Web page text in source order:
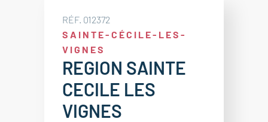
RÉF. 012372
SAINTE-CÉCILE-LES-
VIGNES
REGION SAINTE
CECILE LES
VIGNES